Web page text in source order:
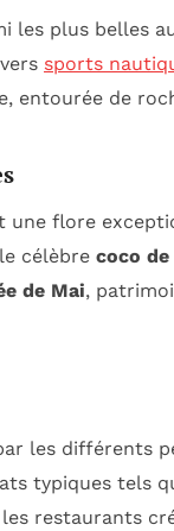
les plus belles
sports
entourée de
une flore
célèbre coco
de Mai,
les différents
typiques tels
restaurants